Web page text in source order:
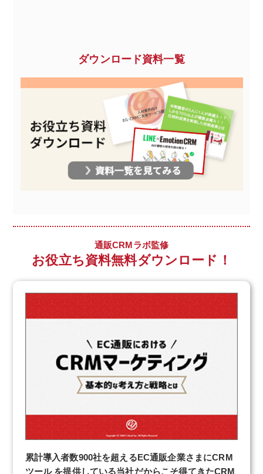
ダウンロード資料一覧
通販CRMラボ監修
お役立ち資料無料ダウンロード！
累計導入者数900社を超えるEC通販企業さまにCRM
ツール を提供している当社だからこそ得てきたCRM